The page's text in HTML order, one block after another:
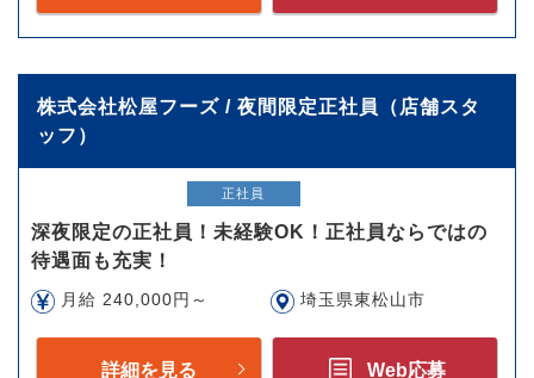
株式会社松屋フーズ / 夜間限定正社員（店舗スタ
ッフ）
正社員
深夜限定の正社員！未経験OK！正社員ならではの
待遇面も充実！
月給 240,000円～ 埼玉県東松山市
詳細を見る Web応募